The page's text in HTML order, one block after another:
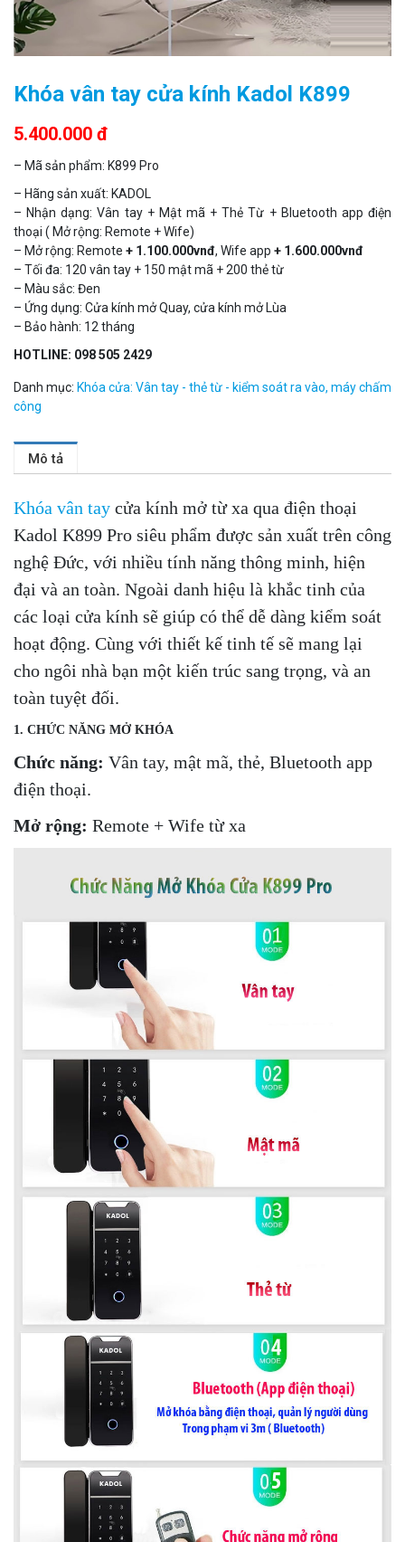
Khóa vân tay cửa kính Kadol K899
5.400.000 đ
– Mã sản phẩm: K899 Pro
– Hãng sản xuất: KADOL
– Nhận dạng: Vân tay + Mật mã + Thẻ Từ + Bluetooth app điện
thoại ( Mở rộng: Remote + Wife)
– Mở rộng: Remote + 1.100.000vnđ, Wife app + 1.600.000vnđ
– Tối đa: 120 vân tay + 150 mật mã + 200 thẻ từ
– Màu sắc: Đen
– Ứng dụng: Cửa kính mở Quay, cửa kính mở Lùa
– Bảo hành: 12 tháng
HOTLINE: 098 505 2429
Danh mục: Khóa cửa: Vân tay - thẻ từ - kiểm soát ra vào, máy chấm
công
Mô tả
Khóa vân tay cửa kính mở từ xa qua điện thoại
Kadol K899 Pro siêu phẩm được sản xuất trên công
nghệ Đức, với nhiều tính năng thông minh, hiện
đại và an toàn. Ngoài danh hiệu là khắc tinh của
các loại cửa kính sẽ giúp có thể dễ dàng kiểm soát
hoạt động. Cùng với thiết kế tinh tế sẽ mang lại
cho ngôi nhà bạn một kiến trúc sang trọng, và an
toàn tuyệt đối.
1. CHỨC NĂNG MỞ KHÓA
Chức năng: Vân tay, mật mã, thẻ, Bluetooth app
điện thoại.
Mở rộng: Remote + Wife từ xa